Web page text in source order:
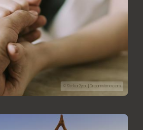
© Sticker2you | Dreamstime.com